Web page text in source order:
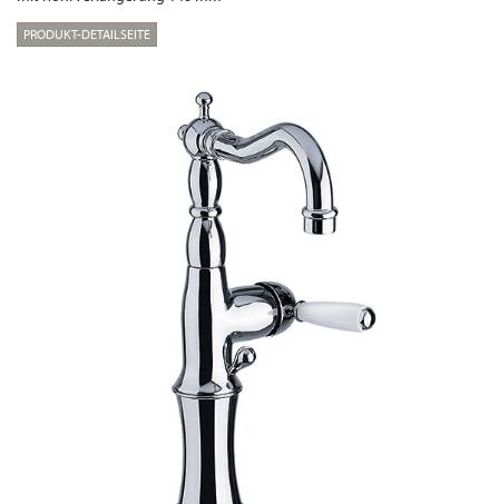
PRODUKT-DETAILSEITE